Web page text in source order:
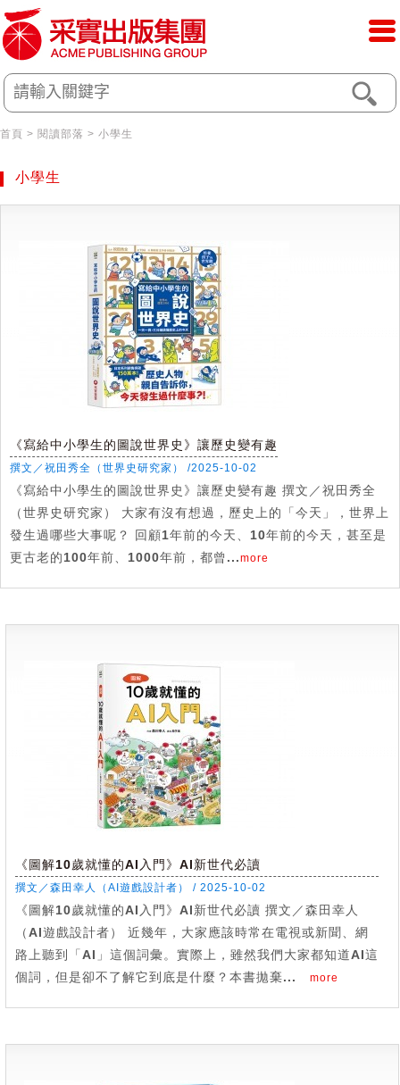
首頁 > 閱讀部落 > 小學生
小學生
《寫給中小學生的圖說世界史》讓歷史變有趣
撰文／祝田秀全（世界史研究家） /2025-10-02
《寫給中小學生的圖說世界史》讓歷史變有趣 撰文／祝田秀全
（世界史研究家） 大家有沒有想過，歷史上的「今天」，世界上
發生過哪些大事呢？ 回顧1年前的今天、10年前的今天，甚至是
更古老的100年前、1000年前，都曾...more
《圖解10歲就懂的AI入門》AI新世代必讀
撰文／森田幸人（AI遊戲設計者） / 2025-10-02
《圖解10歲就懂的AI入門》AI新世代必讀 撰文／森田幸人
（AI遊戲設計者） 近幾年，大家應該時常在電視或新聞、網
路上聽到「AI」這個詞彙。實際上，雖然我們大家都知道AI這
個詞，但是卻不了解它到底是什麼？本書拋棄... more